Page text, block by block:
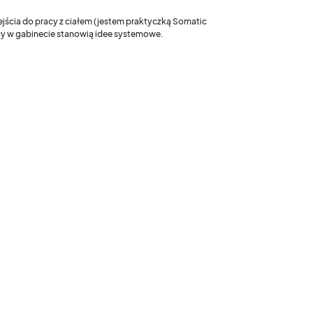
do pracy z ciałem (jestem praktyczką Somatic
w gabinecie stanowią idee systemowe.